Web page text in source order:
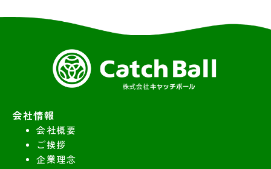
会社情報
会社概要
ご挨拶
企業理念